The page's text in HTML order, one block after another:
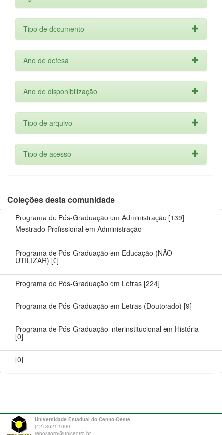
Tipo de documento
Ano de defesa
Ano de disponibilização
Tipo de arquivo
Tipo de acesso
Coleções desta comunidade
Programa de Pós-Graduação em Administração [139]
Mestrado Profissional em Administração
Programa de Pós-Graduação em Educação (NÃO
UTILIZAR) [0]
Programa de Pós-Graduação em Letras [224]
Programa de Pós-Graduação em Letras (Doutorado) [9]
Programa de Pós-Graduação Interinstitucional em História
[0]
[0]
Universidade Estadual do Centro-Oeste
(42) 3621-1000
repositorio@unicentro.br